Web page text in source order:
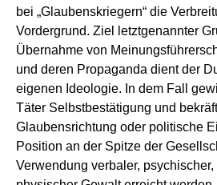
bei „Glaubenskriegern“ die
Vordergrund. Ziel letztgenannter
Übernahme von
und deren Propaganda dient der
eigenen Ideologie. In dem Fall
Täter Selbstbestätigung und
Glaubensrichtung oder politische
Position an der Spitze der
Verwendung verbaler,